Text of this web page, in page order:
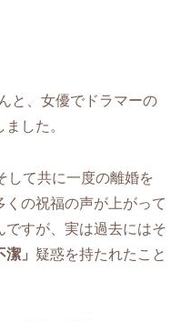
と、女優でドラマーの
した。
して共に一度の離婚を
くの祝福の声が上がって
ですが、実は過去にはそ
潔」 疑惑を持たれたこと